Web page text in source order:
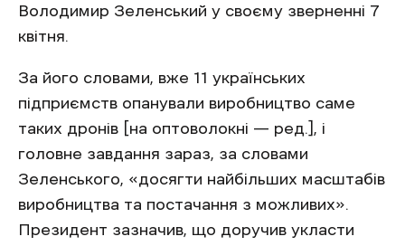
Володимир Зеленський у своєму зверненні 7
квітня.
За його словами, вже 11 українських
підприємств опанували виробництво саме
таких дронів [на оптоволокні — ред.], і
головне завдання зараз, за словами
Зеленського, «досягти найбільших масштабів
виробництва та постачання з можливих».
Президент зазначив, що доручив укласти